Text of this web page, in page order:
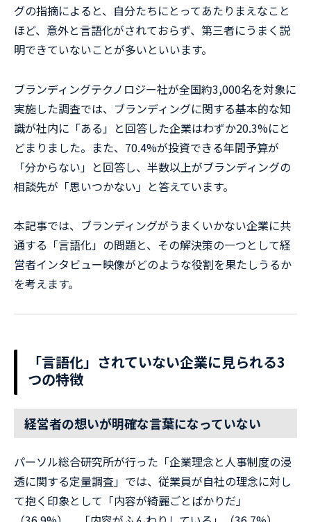
グの指摘によると、自分たちにとってあたりまえなこと
ほど、意外と言語化がされておらず、第三者にうまく説
明できていないことが多いといいます。
ブランディングテクノロジー社が全国約3,000名を対象に
実施した調査では、ブランディングに関する基本的な知
識が社内に「ある」と回答した企業はわずか20.3%にと
どまりました。また、70.4%が投資できる年間予算が
「分からない」と回答し、半数以上がブランディングの
相談先が「思いつかない」と答えています。
本記事では、ブランディングがうまくいかない企業に共
通する「言語化」の問題と、その解決策の一つとして経
営者インタビュー映像がどのような役割を果たしうるか
を考えます。
「言語化」されていない企業に見られる3
つの特徴
経営者の想いが明確な言葉になっていない
パーソル総合研究所が行った「企業理念と人事制度の浸
透に関する定量調査」では、従業員が自社の理念に対し
て抱く印象として「内容が綺麗ごとばかりだ」